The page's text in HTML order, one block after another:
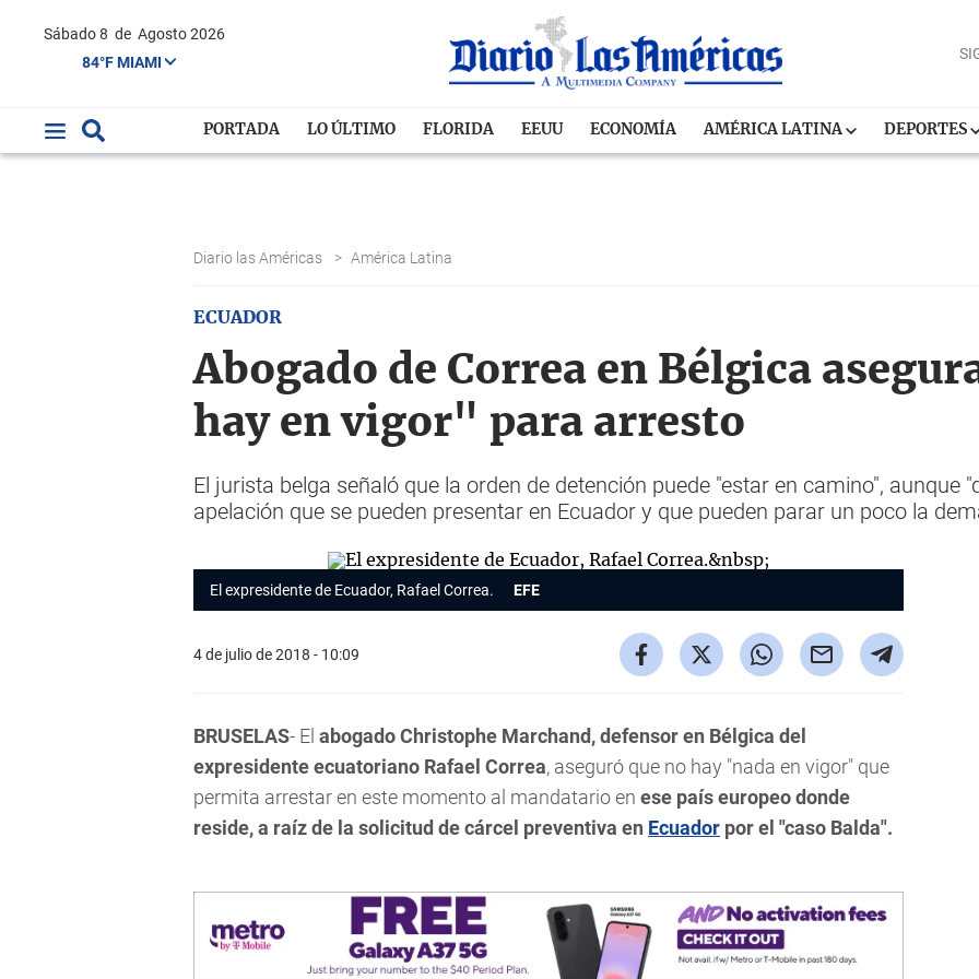
Sábado 8 de Agosto 2026
84°F MIAMI
PORTADA LO ÚLTIMO FLORIDA EEUU ECONOMÍA AMÉRICA LATINA DEPORTES
Diario las Américas > América Latina
ECUADOR
Abogado de Correa en Bélgica
hay en vigor" para arresto
El jurista belga señaló que la orden de detención puede "estar en camino", aunque
apelación que se pueden presentar en Ecuador y que pueden parar un poco la
El expresidente de Ecuador, Rafael Correa. EFE
4 de julio de 2018 - 10:09
BRUSELAS- El abogado Christophe Marchand, defensor en Bélgica del
expresidente ecuatoriano Rafael Correa, aseguró que no hay "nada en vigor" que
permita arrestar en este momento al mandatario en ese país europeo donde
reside, a raíz de la solicitud de cárcel preventiva en Ecuador por el "caso Balda".